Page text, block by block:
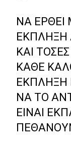
ΝΑ ΈΡΘΕΙ
ΈΚΠΛΗΞΗ
ΚΑΙ
ΚΆΘΕ
ΈΚΠΛΗΞΗ
ΝΑ ΤΟ
ΕΊΝΑΙ